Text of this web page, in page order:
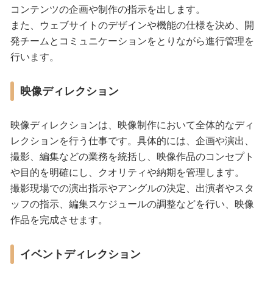
コンテンツの企画や制作の指示を出します。
また、ウェブサイトのデザインや機能の仕様を決め、開
発チームとコミュニケーションをとりながら進行管理を
行います。
映像ディレクション
映像ディレクションは、映像制作において全体的なディ
レクションを行う仕事です。具体的には、企画や演出、
撮影、編集などの業務を統括し、映像作品のコンセプト
や目的を明確にし、クオリティや納期を管理します。
撮影現場での演出指示やアングルの決定、出演者やスタ
ッフの指示、編集スケジュールの調整などを行い、映像
作品を完成させます。
イベントディレクション